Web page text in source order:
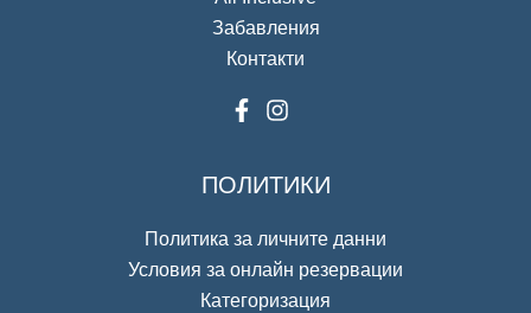
Забавления
Контакти
ПОЛИТИКИ
Политика за личните данни
Условия за онлайн резервации
Категоризация